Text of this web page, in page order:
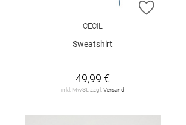
ZUR WUNSCHLISTE HINZUFÜGEN ZUR
CECIL
Sweatshirt
49,99 €
inkl. MwSt. zzgl.Versand